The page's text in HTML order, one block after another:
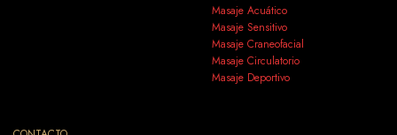
Masaje Acuático
Masaje Sensitivo
Masaje Craneofacial
Masaje Circulatorio
Masaje Deportivo